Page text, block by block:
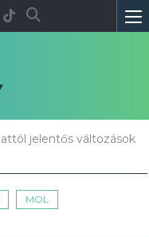
jelentős változások
MOL